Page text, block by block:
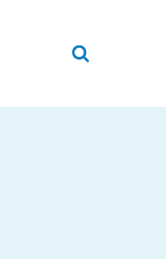
Zoeken
sluiten